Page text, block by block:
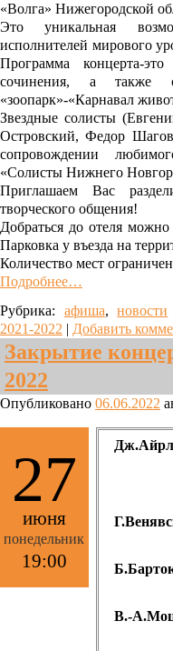
«Волга» Нижегородской
Это уникальная
исполнителей мирового
Программа концерта-
сочинения, а также
«зоопарк»-«Карнавал
Звездные солисты
Островский, Федор
сопровождении
«Солисты Нижнего
Приглашаем Вас
творческого общения!
Добраться до отеля
Парковка у въезда на
Количество мест
Подробнее…
Рубрика:
афиша,новости
2021-2022
Добавить
Закрытие
2022
Опубликовано 06.06.2022
27
июня
понедельник
19:00
В.-